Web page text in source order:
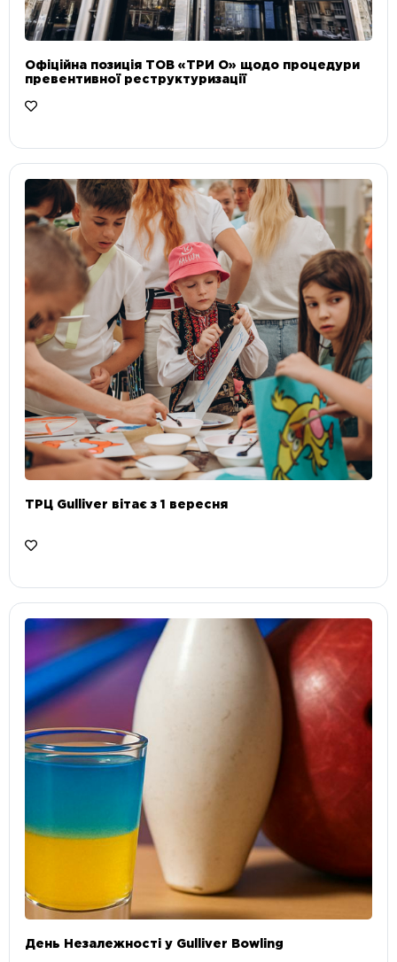
Офіційна позиція ТОВ «ТРИ О» щодо процедури
превентивної реструктуризації
ТРЦ Gulliver вітає з 1 вересня
День Незалежності у Gulliver Bowling